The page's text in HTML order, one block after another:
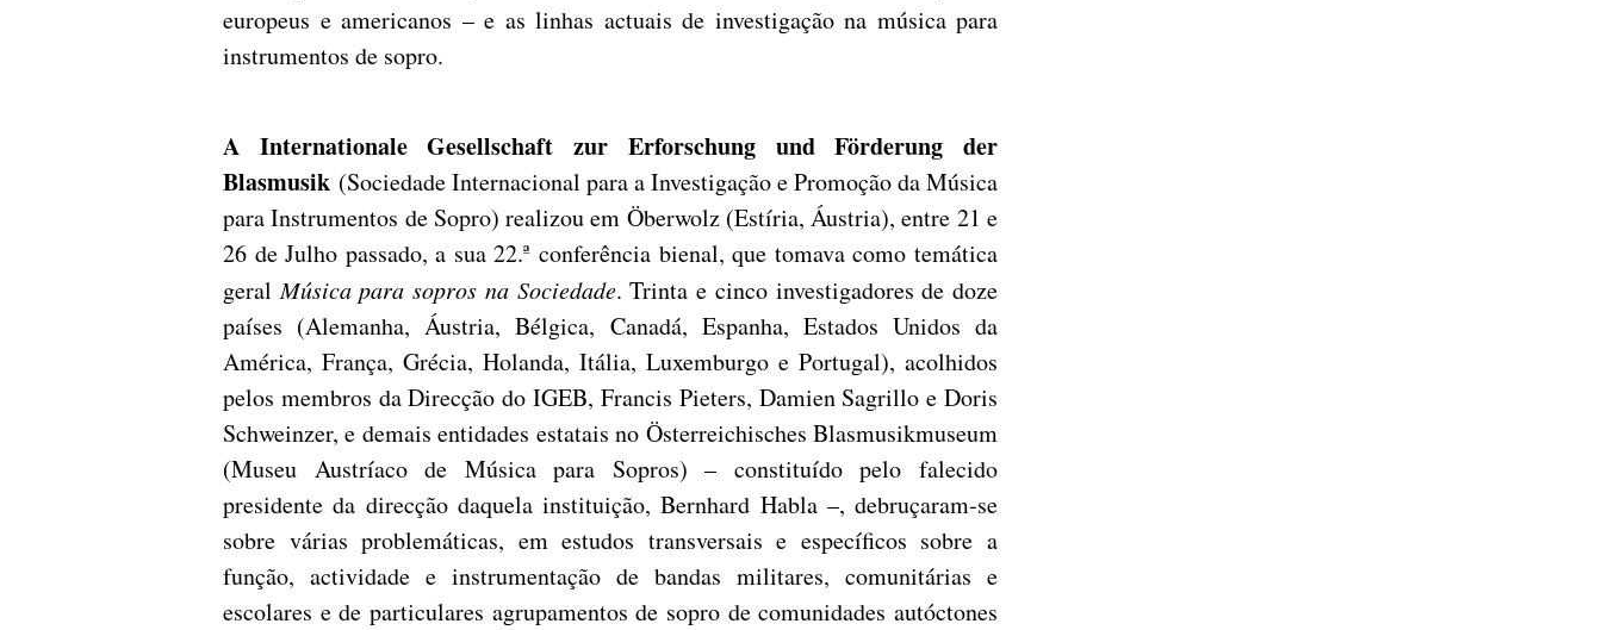
europeus e americanos – e as linhas actuais de investigação na música para
instrumentos de sopro.
A Internationale Gesellschaft zur Erforschung und Förderung der
Blasmusik (Sociedade Internacional para a Investigação e Promoção da Música
para Instrumentos de Sopro) realizou em Öberwolz (Estíria, Áustria), entre 21 e
26 de Julho passado, a sua 22.ª conferência bienal, que tomava como temática
geralMúsica para sopros na Sociedade. Trinta e cinco investigadores de doze
países (Alemanha, Áustria, Bélgica, Canadá, Espanha, Estados Unidos da
América, França, Grécia, Holanda, Itália, Luxemburgo e Portugal), acolhidos
pelos membros da Direcção do IGEB, Francis Pieters, Damien Sagrillo e Doris
Schweinzer, e demais entidades estatais no Österreichisches Blasmusikmuseum
(Museu Austríaco de Música para Sopros) – constituído pelo falecido
presidente da direcção daquela instituição, Bernhard Habla –, debruçaram-se
sobre várias problemáticas, em estudos transversais e específicos sobre a
função, actividade e instrumentação de bandas militares, comunitárias e
escolares e de particulares agrupamentos de sopro de comunidades autóctones